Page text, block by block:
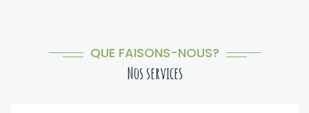
QUE FAISONS-NOUS?
Nos services